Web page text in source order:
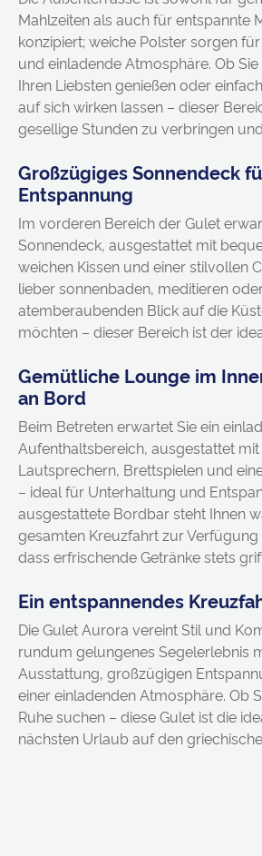
Mahlzeiten als auch für entspannte
konzipiert; weiche Polster sorgen
und einladende Atmosphäre. Ob
Ihren Liebsten genießen oder
auf sich wirken lassen – dieser
gesellige Stunden zu verbringen
Großzügiges Sonnendeck
Entspannung
Im vorderen Bereich der Gulet
Sonnendeck, ausgestattet mit
weichen Kissen und einer stilvollen
lieber sonnenbaden, meditieren
atemberaubenden Blick auf die
möchten – dieser Bereich ist der
Gemütliche Lounge im
an Bord
Beim Betreten erwartet Sie ein
Aufenthaltsbereich, ausgestattet mit
Lautsprechern, Brettspielen und
– ideal für Unterhaltung und
ausgestattete Bordbar steht Ihnen
gesamten Kreuzfahrt zur
dass erfrischende Getränke stets
Ein entspannendes
Die Gulet Aurora vereint Stil und
rundum gelungenes Segelerlebnis
Ausstattung, großzügigen
einer einladenden Atmosphäre. Ob
Ruhe suchen – diese Gulet ist die
nächsten Urlaub auf den